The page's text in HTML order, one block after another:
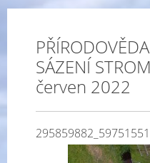
SÁZENÍ
červen 2022